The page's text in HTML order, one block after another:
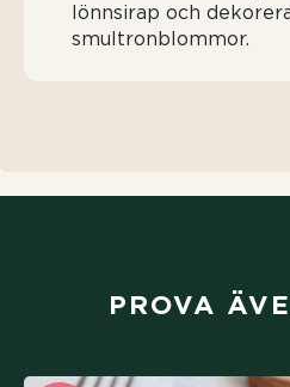
lönnsirap och
smultronblommor.
PROVA